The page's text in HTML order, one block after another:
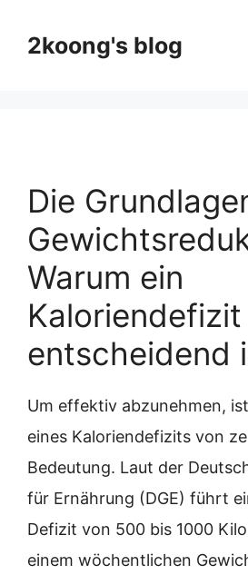
content2koong's blog
Die
Warum ein
Kaloriendefizit
entscheidend
Um effektiv abzunehmen,
eines Kaloriendefizits von
Bedeutung. Laut der
für Ernährung (DGE) führt
Defizit von 500 bis 1000
einem wöchentlichen